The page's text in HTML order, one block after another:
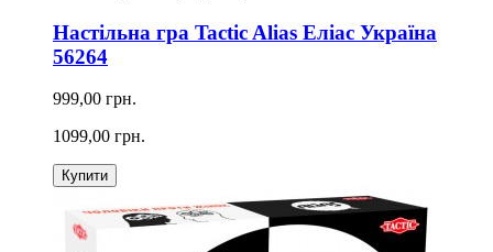
Настільна гра Tactic Alias Еліас Україна
56264
999,00 грн.
1099,00 грн.
Купити